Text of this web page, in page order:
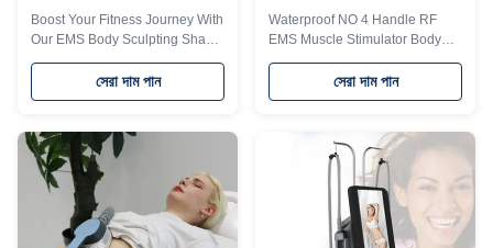
Boost Your Fitness Journey With
Our EMS Body Sculpting Shape
Slimming System Machine
Products Description Function *
BUILD MUSCLE The muscle
frequency and intensity, so asto
train and increase
muscledensity and volume *
REDUCE FAT The ultimate
contraction of muscle needsa
large amount of energy supply,
সেরা দাম পান
বার্ন মেশিন
Waterproof NO 4 Handle RF
EMS Muscle Stimulator Body
Sculpting Machine For Slimming
Professional 16 years
manufacturer. The 16th year
approved by third party"Bureau
Veritas and TUV " If you want to
get qucik reply, please contact
me by whatsapp:
+8618754414717 Why choose
us? 1. Weifang KM No. 1 in
সেরা দাম পান